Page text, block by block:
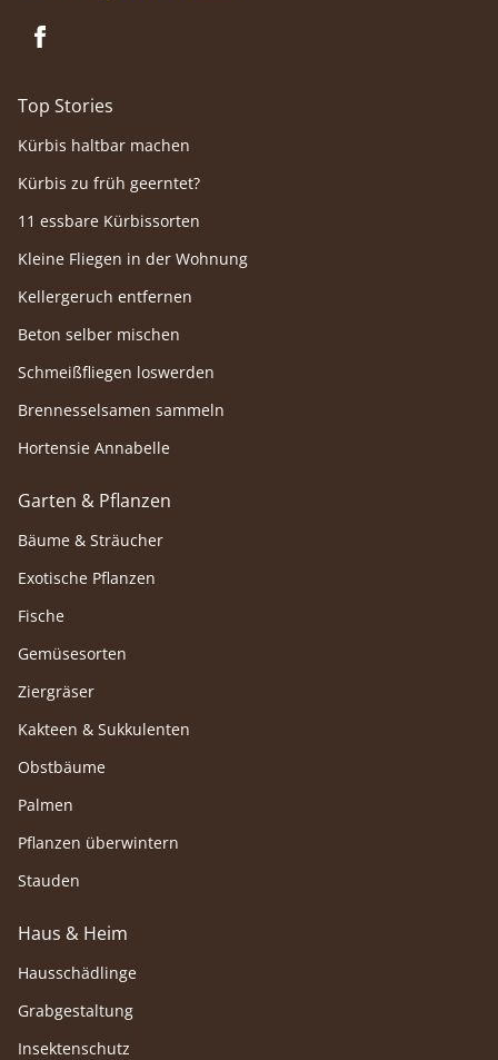
Top Stories
Kürbis haltbar machen
Kürbis zu früh geerntet?
11 essbare Kürbissorten
Kleine Fliegen in der Wohnung
Kellergeruch entfernen
Beton selber mischen
Schmeißfliegen loswerden
Brennesselsamen sammeln
Hortensie Annabelle
Garten & Pflanzen
Bäume & Sträucher
Exotische Pflanzen
Fische
Gemüsesorten
Ziergräser
Kakteen & Sukkulenten
Obstbäume
Palmen
Pflanzen überwintern
Stauden
Haus & Heim
Hausschädlinge
Grabgestaltung
Insektenschutz